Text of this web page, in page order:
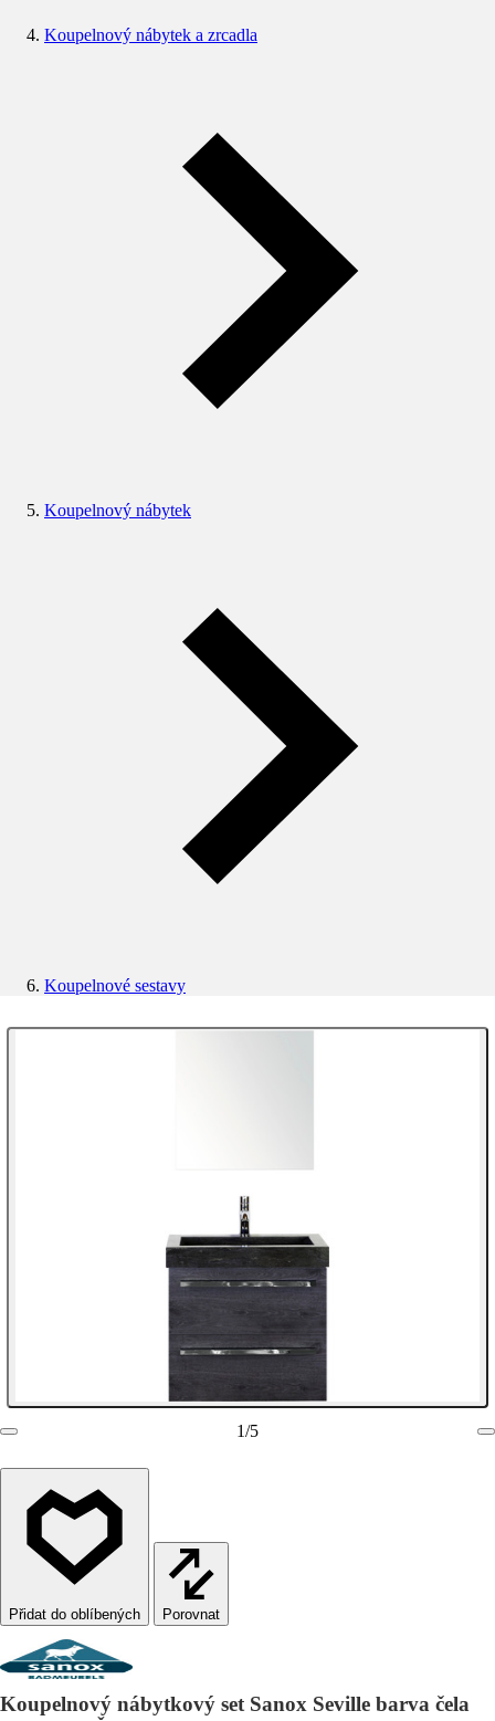
Koupelnový nábytek a zrcadla
Koupelnový nábytek
Koupelnové sestavy
1/5
Porovnat
Koupelnový nábytkový set Sanox Seville barva čela